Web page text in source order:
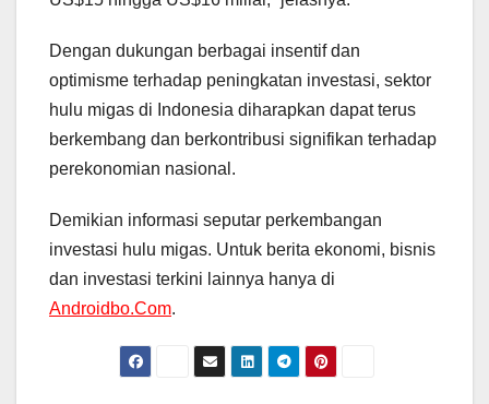
Dengan dukungan berbagai insentif dan
optimisme terhadap peningkatan investasi, sektor
hulu migas di Indonesia diharapkan dapat terus
berkembang dan berkontribusi signifikan terhadap
perekonomian nasional.
Demikian informasi seputar perkembangan
investasi hulu migas. Untuk berita ekonomi, bisnis
dan investasi terkini lainnya hanya di
Androidbo.Com.